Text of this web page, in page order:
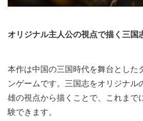
オリジナル主人公の視点で描く三国
本作は中国の三国時代を舞台とした
ンゲームです。三国志をオリジナル
雄の視点から描くことで、これまで
験できます。